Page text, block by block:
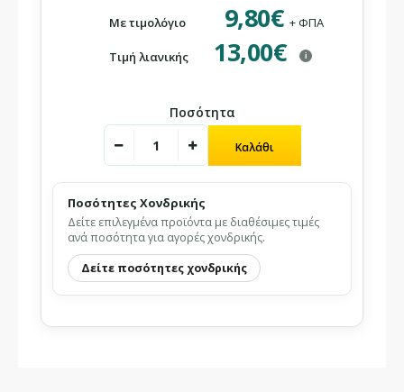
Με τιμολόγιο 9,80€ + ΦΠΑ
Τιμή λιανικής 13,00€ i
Ποσότητα
Ποσότητες Χονδρικής
Δείτε επιλεγμένα προϊόντα με διαθέσιμες τιμές
ανά ποσότητα για αγορές χονδρικής.
Δείτε ποσότητες χονδρικής